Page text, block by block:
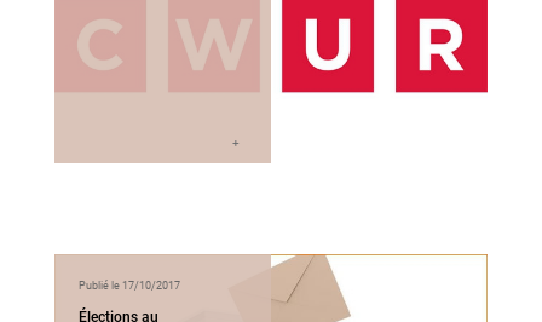
Publié le 17/10/2017
Élections au